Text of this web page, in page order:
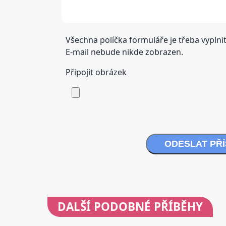
Všechna políčka formuláře je třeba
E-mail nebude nikde zobrazen.
Připojit obrázek
ODESLAT
DALŠÍ PODOBNÉ PŘÍBĚHY